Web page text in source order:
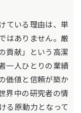
ている理由は、単
はありません。厳
貢献」という高潔
一人ひとりの業績
価値と信頼が築か
界中の研究者の情
る原動力となって